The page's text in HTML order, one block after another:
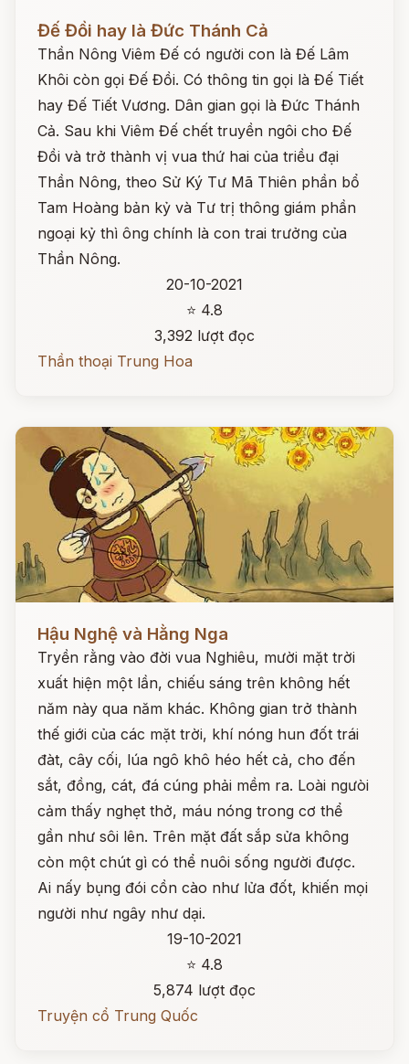
Đọc ngay
Đế Đồi hay là Đức Thánh Cả
Thần Nông Viêm Đế có người con là Đế Lâm
Khôi còn gọi Đế Đồi. Có thông tin gọi là Đế Tiết
hay Đế Tiết Vương. Dân gian gọi là Đức Thánh
Cả. Sau khi Viêm Đế chết truyền ngôi cho Đế
Đồi và trở thành vị vua thứ hai của triều đại
Thần Nông, theo Sử Ký Tư Mã Thiên phần bổ
Tam Hoàng bản kỷ và Tư trị thông giám phần
ngoại kỷ thì ông chính là con trai trưởng của
Thần Nông.
20-10-2021
⭐ 4.8
3,392 lượt đọc
Thần thoại Trung Hoa
Hậu Nghệ và Hằng Nga
Tryền rằng vào đời vua Nghiêu, mười mặt trời
xuất hiện một lần, chiếu sáng trên không hết
năm này qua năm khác. Không gian trở thành
thế giới của các mặt trời, khí nóng hun đốt trái
đàt, cây cối, lúa ngô khô héo hết cả, cho đến
sắt, đồng, cát, đá cúng phải mềm ra. Loài ngưòi
cảm thấy nghẹt thở, máu nóng trong cơ thể
gần như sôi lên. Trên mặt đất sắp sửa không
còn một chút gì có thể nuôi sống người được.
Ai nấy bụng đói cồn cào như lửa đốt, khiến mọi
người như ngây như dại.
19-10-2021
⭐ 4.8
5,874 lượt đọc
Truyện cổ Trung Quốc